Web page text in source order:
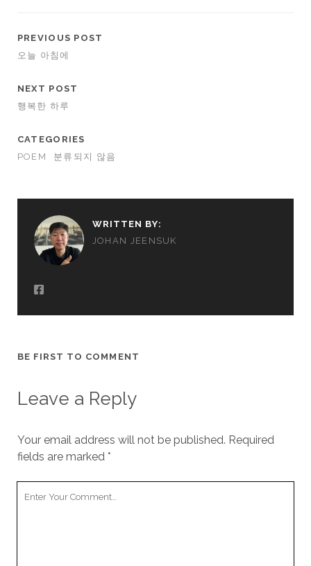
PREVIOUS POST
오늘 아침에
NEXT POST
행복한 하루
CATEGORIES
POEM
분류되지 않음
WRITTEN BY:
JOHAN JEENSUK
BE FIRST TO COMMENT
Leave a Reply
Your email address will not be published. Required
fields are marked *